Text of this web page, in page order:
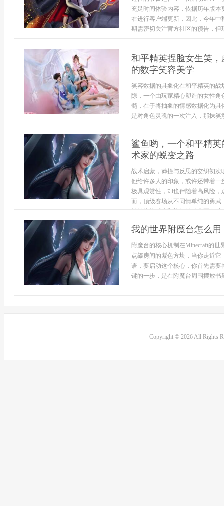
充足时间体验内容，依据历年版
右进行客户端更新，因此，今年
期需密切关注官方社区的预告，但
和平精英捏脸女生笑
的数字笑容美学
笑容数据的具象化在和平精英的
隙，一个由玩家精心塑造的女性
髓，在于将抽象的情感数据化为
是对角色灵魂的一次注入，那抹
鲨鱼哟，一个和平精
术家的蜕变之路
战术启蒙，莽撞与反思的交织初
他给许多人的印象，或许还带着
极具观赏性，却也伴随着高风险
而，顶级赛场从不同情单纯的勇
纯粹依靠反应和枪法的时代正在过
我的世界附魔台怎么
附魔台的核心机制在Minecraft的
点缀房间的紫色方块，当你走近
语，要启动这个核心，你首先需
键的一步，是在附魔台周围摆放
Copyright © 2026 All Rights